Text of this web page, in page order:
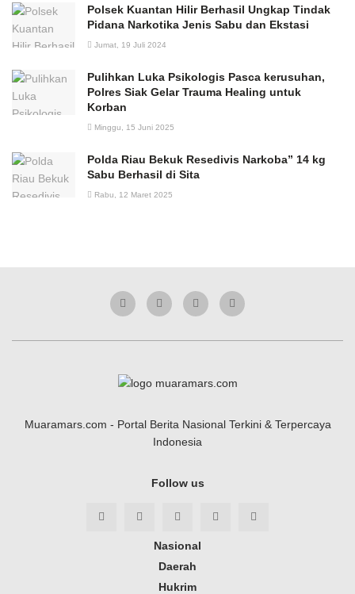
Polsek Kuantan Hilir Berhasil Ungkap Tindak
Pidana Narkotika Jenis Sabu dan Ekstasi
Jumat, 19 Juli 2024
Pulihkan Luka Psikologis Pasca kerusuhan,
Polres Siak Gelar Trauma Healing untuk
Korban
Minggu, 15 Juni 2025
Polda Riau Bekuk Resedivis Narkoba” 14 kg
Sabu Berhasil di Sita
Rabu, 12 Maret 2025
Muaramars.com - Portal Berita Nasional Terkini & Terpercaya
Indonesia
Follow us
Nasional
Daerah
Hukrim